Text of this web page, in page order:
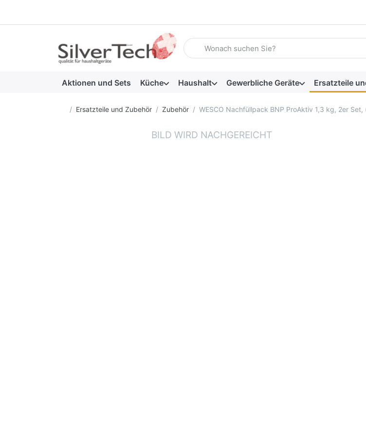
Geben Sie einen Suchbegriff ein. Während Sie
Aktionen und Sets Küche Haushalt Gewerbliche Geräte Ersatzteile
Startseite
Ersatzteile und Zubehör Zubehör WESCO Nachfüllpack BNP ProAktiv 1,3 kg, 2er Set,